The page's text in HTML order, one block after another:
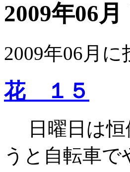
2009年06
2009年06月
花 １５
日曜日は恒
うと自転車で